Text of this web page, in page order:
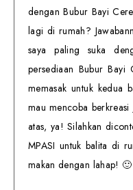
dengan Bubur Bayi
lagi di rumah?
saya paling suka
persediaan Bubur Bayi
memasak untuk kedua
mau mencoba
atas, ya! Silahkan
MPASI untuk balita di
makan dengan lahap! 🙂